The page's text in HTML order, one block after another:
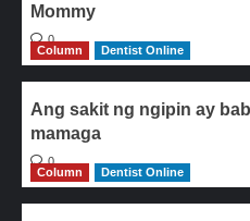
Mommy
0
Column
Dentist Online
Ang sakit ng ngipin ay
mamaga
0
Column
Dentist Online